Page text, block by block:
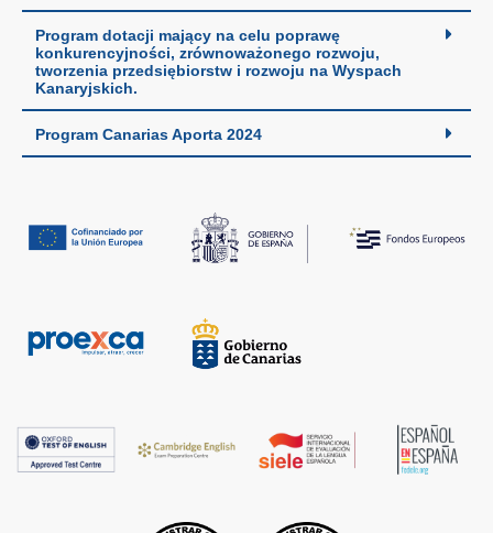
Program dotacji mający na celu poprawę
konkurencyjności, zrównoważonego rozwoju,
tworzenia przedsiębiorstw i rozwoju na Wyspach
Kanaryjskich.
Program Canarias Aporta 2024